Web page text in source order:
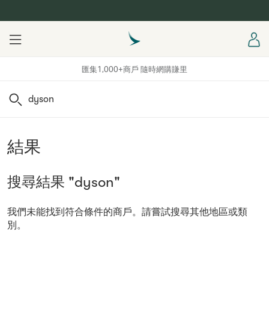
匯集1,000+商戶 隨時網購賺里
Menu
搜尋
結果
搜尋結果 "dyson"
我們未能找到符合條件的商戶。請嘗試搜尋其他地區或類
別。